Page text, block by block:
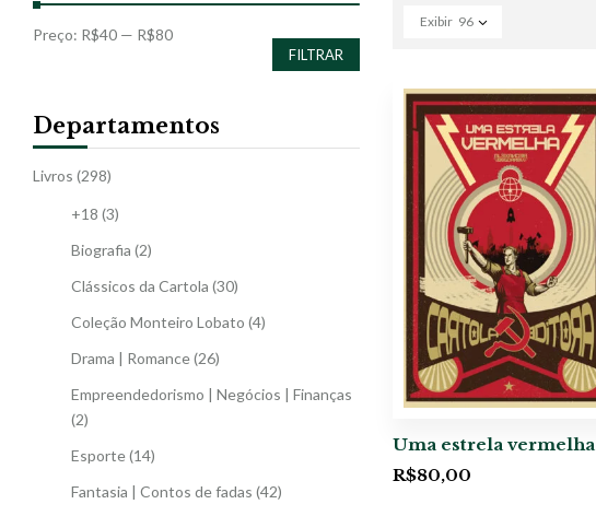
FILTRAR
Preço: R$40 — R$80
Departamentos
Livros (298)
+18 (3)
Biografia (2)
Clássicos da Cartola (30)
Coleção Monteiro Lobato (4)
Drama | Romance(26)
Empreendedorismo | Negócios | Finanças
(2)
Esporte(14)
Fantasia | Contos de fadas (42)
Exibir 96
Uma estrela vermelha
R$80,00